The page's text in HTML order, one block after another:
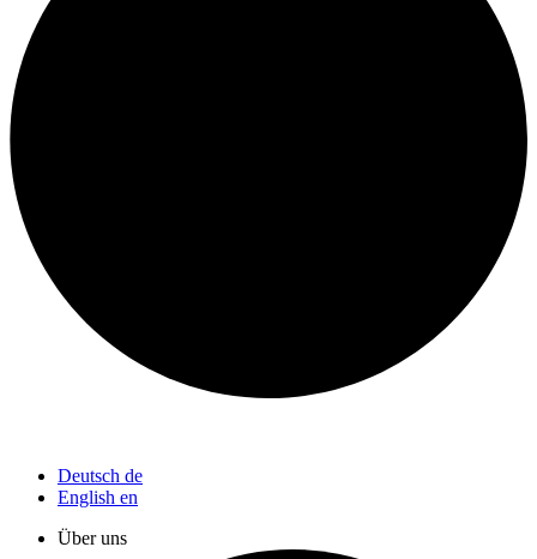
Deutsch de
English en
Über uns